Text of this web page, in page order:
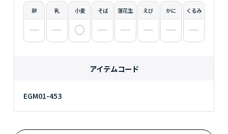
卵 乳 小麦 そば 落花生 えび かに くるみ
アイテムコード
EGM01-453